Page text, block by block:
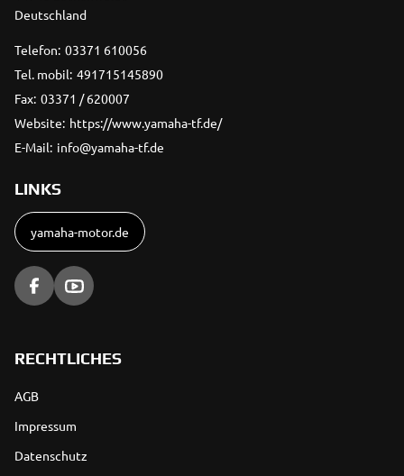
Deutschland
Telefon: 03371 610056
Tel. mobil: 491715145890
Fax: 03371 / 620007
Website: https://www.yamaha-tf.de/
E-Mail: info@yamaha-tf.de
LINKS
yamaha-motor.de
RECHTLICHES
AGB
Impressum
Datenschutz